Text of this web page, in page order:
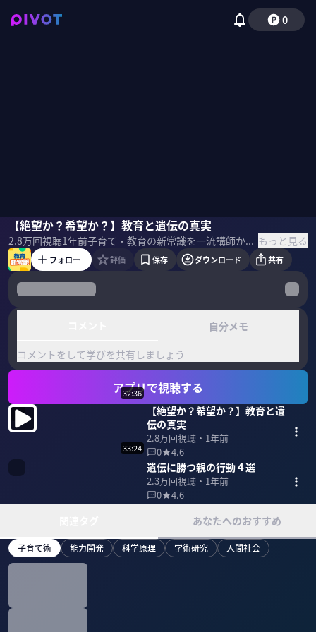
0
【絶望か？希望か？】教育と遺伝の真実
2.8万回視聴1年前 子育て・教育の新常識を一流講師から学ぶ。行動遺伝学の第一人者・安藤寿康氏に教育と遺伝の関係を科学的に学ぶ。学力は６０％が遺伝、家庭環境が３０％だと言う… ＜ゲスト＞ 安藤寿康｜教育学博士 慶應義塾大学名誉教授 専門：行動遺伝学、教育心理学、進化教育学 1958年 東京都生まれ。慶應義塾大学文学部卒業後、同大学大学院社会学研究科博士課程修了。日本における双生児法による行動遺伝学研究の第一人者。 著書『遺伝子の不都合な真実』 『日本人の9割が知らない遺伝の真実』 『教育は遺伝に勝てるか？』など多数 ＜目次＞ もっと見る
りんたろー。（EXIT） 安藤寿康竹内由恵
フォロー 評価 保存 ダウンロード 共有
自分メモ
コメントをして学びを共有しましょう
アプリで視聴する
32:36
【絶望か？希望か？】教育と遺
伝の真実
2.8万回視聴・ 1年前
0
4.6
33:24
遺伝に勝つ親の行動４選
2.3万回視聴・ 1年前
0
4.6
あなたへのおすすめ
子育て術 能力開発 科学原理 学術研究 人間社会